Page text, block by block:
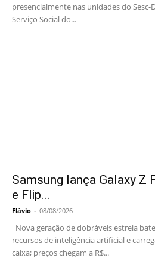
presencialmente nas unidades do Sesc-
Serviço Social do...
Samsung lança Galaxy Z
e Flip...
Flávio - 08/08/2026
Nova geração de dobráveis estreia
recursos de inteligência artificial e
caixa; preços chegam a R$...